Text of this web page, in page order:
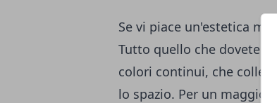
Se vi piace un'estetica
Tutto quello che dovete
colori continui, che
lo spazio. Per un